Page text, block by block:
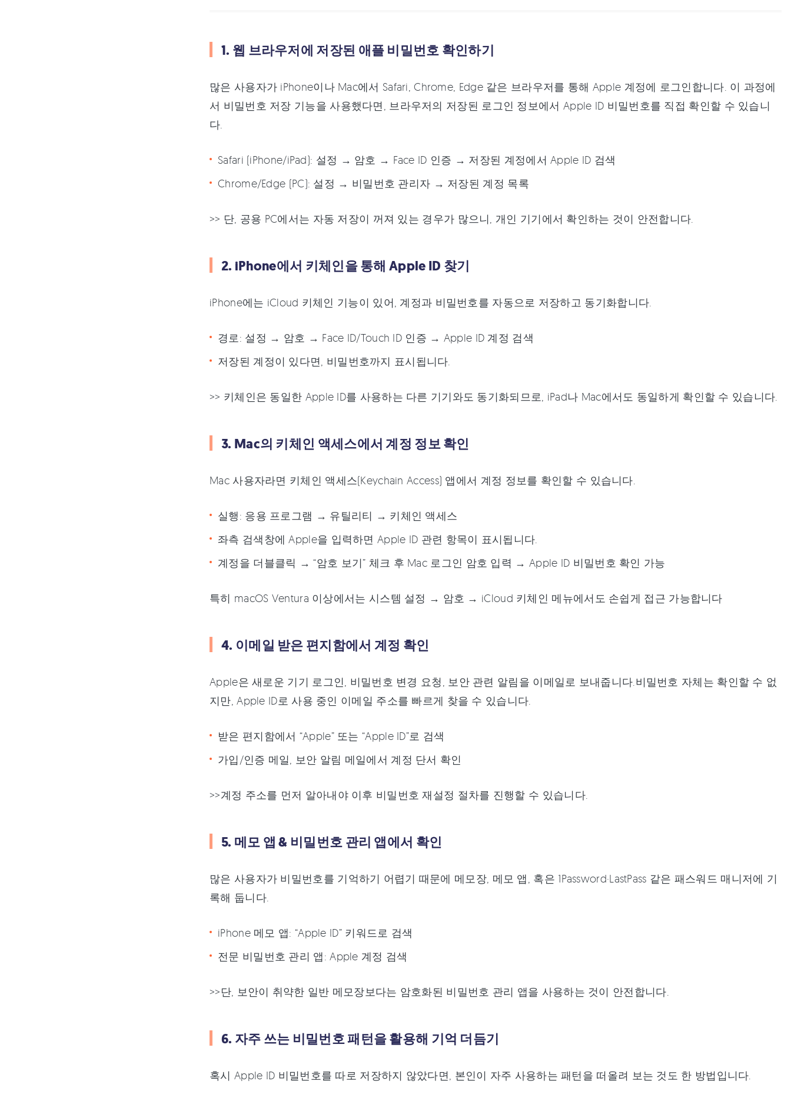
1. 웹 브라우저에 저장된 애플 비밀번호 확인하기
많은 사용자가 iPhone이나 Mac에서 Safari, Chrome, Edge 같은 브라우저를 통해 Apple 계정에 로그인합니다. 이 과정에
서 비밀번호 저장 기능을 사용했다면, 브라우저의 저장된 로그인 정보에서 Apple ID 비밀번호를 직접 확인할 수 있습니
다.
Safari (iPhone/iPad): 설정 → 암호 → Face ID 인증 → 저장된 계정에서 Apple ID 검색
Chrome/Edge (PC): 설정 → 비밀번호 관리자 → 저장된 계정 목록
>> 단, 공용 PC에서는 자동 저장이 꺼져 있는 경우가 많으니, 개인 기기에서 확인하는 것이 안전합니다.
2. iPhone에서 키체인을 통해 Apple ID 찾기
iPhone에는 iCloud 키체인 기능이 있어, 계정과 비밀번호를 자동으로 저장하고 동기화합니다.
경로: 설정 → 암호 → Face ID/Touch ID 인증 → Apple ID 계정 검색
저장된 계정이 있다면, 비밀번호까지 표시됩니다.
>> 키체인은 동일한 Apple ID를 사용하는 다른 기기와도 동기화되므로, iPad나 Mac에서도 동일하게 확인할 수 있습니다.
3. Mac의 키체인 액세스에서 계정 정보 확인
Mac 사용자라면 키체인 액세스(Keychain Access) 앱에서 계정 정보를 확인할 수 있습니다.
실행: 응용 프로그램 → 유틸리티 → 키체인 액세스
좌측 검색창에 Apple을 입력하면 Apple ID 관련 항목이 표시됩니다.
계정을 더블클릭 → “암호 보기” 체크 후 Mac 로그인 암호 입력 → Apple ID 비밀번호 확인 가능
특히 macOS Ventura 이상에서는 시스템 설정 → 암호 → iCloud 키체인 메뉴에서도 손쉽게 접근 가능합니다
4. 이메일 받은 편지함에서 계정 확인
Apple은 새로운 기기 로그인, 비밀번호 변경 요청, 보안 관련 알림을 이메일로 보내줍니다.비밀번호 자체는 확인할 수 없
지만, Apple ID로 사용 중인 이메일 주소를 빠르게 찾을 수 있습니다.
받은 편지함에서 “Apple” 또는 “Apple ID”로 검색
가입/인증 메일, 보안 알림 메일에서 계정 단서 확인
>>계정 주소를 먼저 알아내야 이후 비밀번호 재설정 절차를 진행할 수 있습니다.
5. 메모 앱 & 비밀번호 관리 앱에서 확인
많은 사용자가 비밀번호를 기억하기 어렵기 때문에 메모장, 메모 앱, 혹은 1Password·LastPass 같은 패스워드 매니저에 기
록해 둡니다.
iPhone 메모 앱: “Apple ID” 키워드로 검색
전문 비밀번호 관리 앱: Apple 계정 검색
>>단, 보안이 취약한 일반 메모장보다는 암호화된 비밀번호 관리 앱을 사용하는 것이 안전합니다.
6. 자주 쓰는 비밀번호 패턴을 활용해 기억 더듬기
혹시 Apple ID 비밀번호를 따로 저장하지 않았다면, 본인이 자주 사용하는 패턴을 떠올려 보는 것도 한 방법입니다.